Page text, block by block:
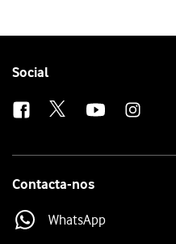
Follow
Social
Contacta-nos
WhatsApp